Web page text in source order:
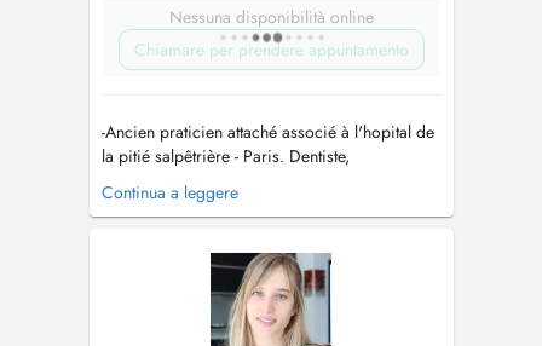
Nessuna disponibilità online
Chiamare per prendere appuntamento
-Ancien praticien attaché associé à l'hopital de
la pitié salpêtrière - Paris. Dentiste,
Implantologue, chirurgien maxillo-faciale et
bucco-dentaire. - Expertises et actes
mâchoire (Greffe osseuse , sinus lift ,
régénération osseuse). Pose implants im...
Continua a leggere